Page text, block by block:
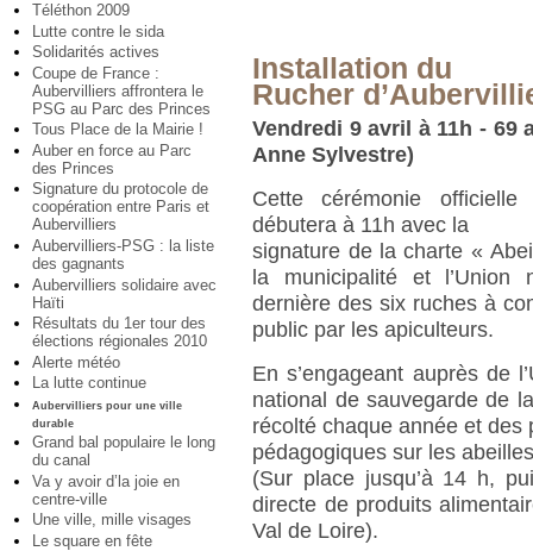
Téléthon 2009
Lutte contre le sida
Solidarités actives
Coupe de France :
Aubervilliers affrontera le
PSG au Parc des Princes
Tous Place de la Mairie !
Auber en force au Parc
des Princes
Signature du protocole de
coopération entre Paris et
Aubervilliers
Aubervilliers-PSG : la liste
des gagnants
Aubervilliers solidaire avec
Haïti
Résultats du 1er tour des
élections régionales 2010
Alerte météo
La lutte continue
Aubervilliers pour une ville
durable
Grand bal populaire le long
du canal
Va y avoir d’la joie en
centre-ville
Une ville, mille visages
Le square en fête
Installation du
Rucher
Vendredi 9 avril à 11h - 69
Anne Sylvestre)
Cette cérémonie officielle
débutera à 11h avec la
signature de la charte «
la municipalité et l’Union
dernière des six ruches à
public par les apiculteurs.
En s’engageant auprès de
national de sauvegarde de
récolté chaque année et des
pédagogiques sur les
(Sur place jusqu’à 14 h,
directe de produits
Val de Loire).